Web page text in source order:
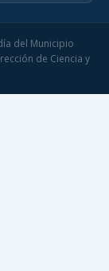
del Municipio
de Ciencia y